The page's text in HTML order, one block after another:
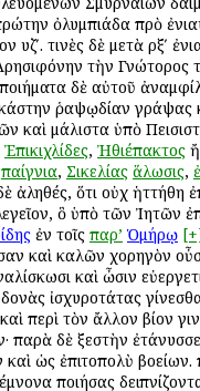
ὀλυμπιάδα πρὸ
τινὲς δὲ μετὰ ρξʹ
τὴν Γνώτορος
ποιήματα δὲ αὐτοῦ
ῥαψῳδίαν γράψας
καὶ μάλιστα ὑπὸ
Ἐπικιχλίδες, Ἠθιέπακτος
παίγνια, Σικελίας ἅλωσις,
ὅτι οὐχ ἡττήθη
ὃ ὑπὸ τῶν Ἰητῶν
ἐν τοῖς παρ’ Ὁμήρῳ
καὶ καλῶν χορηγὸν
καὶ ὦσιν
ἰσχυροτάτας
περὶ τὸν ἄλλον βίον
παρὰ δὲ ξεστὴν
ὡς ἐπιτοπολὺ
ποιήσας